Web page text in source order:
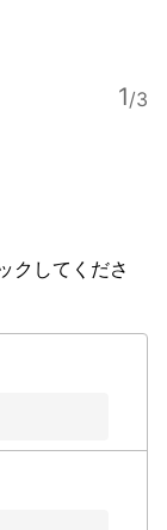
クしてくださ